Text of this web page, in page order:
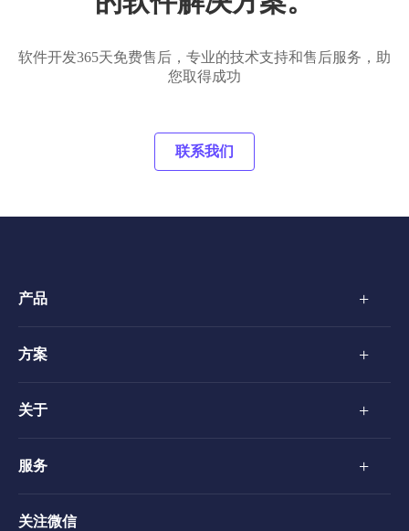
软件开发365天免费售后，专业的技术支持和售后服务，助
您取得成功
联系我们
产品 +
方案 +
关于 +
服务 +
关注微信